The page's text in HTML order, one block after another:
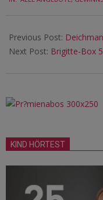
01-
Previous Post:
Next Post: Brigitte-Box
KIND HÖRTEST